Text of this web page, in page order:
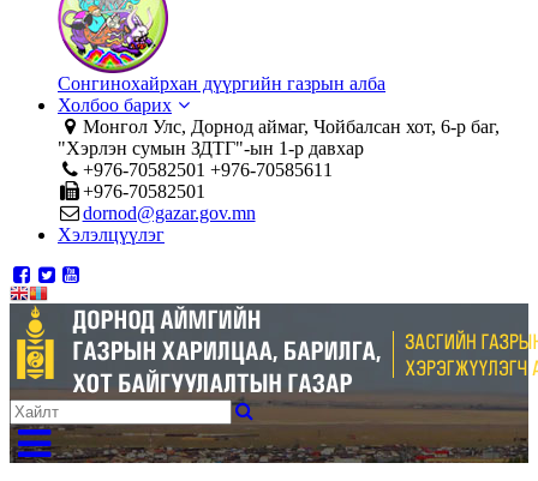
Сонгинохайрхан дүүргийн газрын алба
Холбоо барих
Монгол Улс, Дорнод аймаг, Чойбалсан хот, 6-р баг,
"Хэрлэн сумын ЗДТГ"-ын 1-р давхар
+976-70582501 +976-70585611
+976-70582501
dornod@gazar.gov.mn
Хэлэлцүүлэг